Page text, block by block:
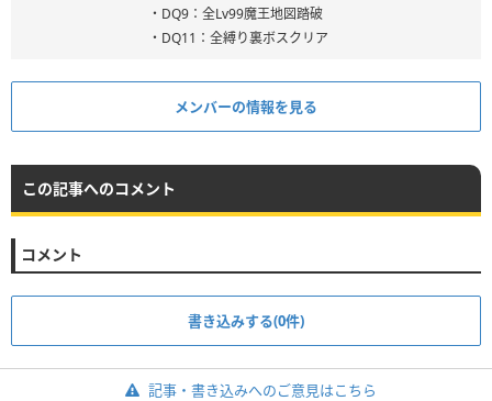
・DQ9：全Lv99魔王地図踏破
・DQ11：全縛り裏ボスクリア
メンバーの情報を見る
この記事へのコメント
コメント
書き込みする(0件)
記事・書き込みへのご意見はこちら